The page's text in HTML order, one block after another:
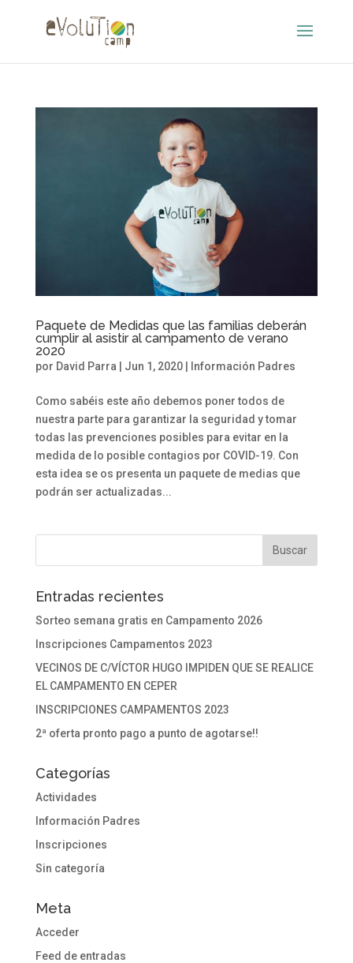
Paquete de Medidas que las familias deberán
cumplir al asistir al campamento de verano
2020
por David Parra Jun 1, 2020| Información Padres
Como sabéis este año debemos poner todos de
nuestra parte para garantizar la seguridad y tomar
todas las prevenciones posibles para evitar en la
medida de lo posible contagios por COVID-19. Con
esta idea se os presenta un paquete de medias que
podrán ser actualizadas...
Entradas recientes
Sorteo semana gratis en Campamento 2026
Inscripciones Campamentos 2023
VECINOS DE C/VÍCTOR HUGO IMPIDEN QUE SE REALICE
EL CAMPAMENTO EN CEPER
INSCRIPCIONES CAMPAMENTOS 2023
2ª oferta pronto pago a punto de agotarse!!
Categorías
Actividades
Información Padres
Inscripciones
Sin categoría
Meta
Acceder
Feed de entradas